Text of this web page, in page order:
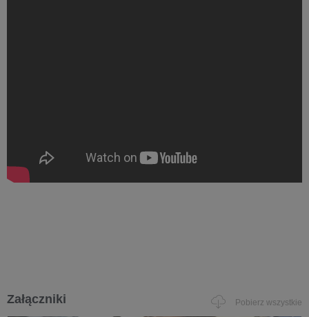
Załączniki Pobierz wszystkie